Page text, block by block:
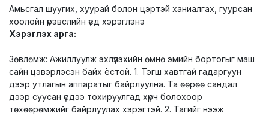
Амьсгал шуугих, хуурай болон цэртэй ханиалгах, гуурсан
хоолойн үрэвслийн үед хэрэглэнэ
Хэрэглэх арга:
Зөвлөмж: Ажиллуулж эхлүүлэхийн өмнө эмийн бортогыг маш
сайн цэвэрлэсэн байх ѐстой. 1. Тэгш хавтгай гадаргуун
дээр утлагын аппаратыг байрлуулна. Та өөрөө сандал
дээр суусан үедээ тохируулгад хүрч болохоор
төхөөрөмжийг байрлуулах хэрэгтэй. 2. Тагийг нээж